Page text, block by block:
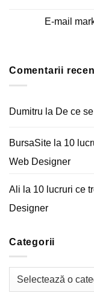
iPhone
la
unui
E-mail
marketing
Comentarii
Dumitru la De ce
BursaSite la 10
Web Designer
Ali la 10 lucruri ce
Designer
Categorii
Categorii